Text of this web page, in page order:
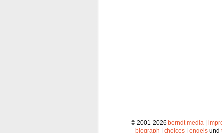
© 2001-2026 berndt media |
biograph | choices | engels und